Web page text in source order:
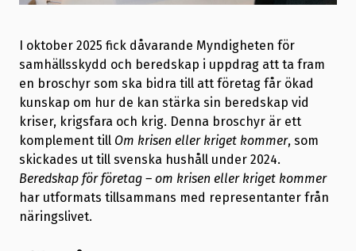
I oktober 2025 fick dåvarande Myndigheten för
samhällsskydd och beredskap i uppdrag att ta fram
en broschyr som ska bidra till att företag får ökad
kunskap om hur de kan stärka sin beredskap vid
kriser, krigsfara och krig. Denna broschyr är ett
komplement till Om krisen eller kriget kommer, som
skickades ut till svenska hushåll under 2024.
Beredskap för företag – om krisen eller kriget kommer
har utformats tillsammans med representanter från
näringslivet.